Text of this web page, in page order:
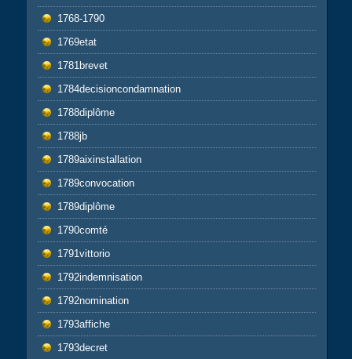
1768-1790
1769etat
1781brevet
1784decisioncondamnation
1788diplôme
1788jb
1789aixinstallation
1789convocation
1789diplôme
1790comté
1791vittorio
1792indemnisation
1792nomination
1793affiche
1793decret